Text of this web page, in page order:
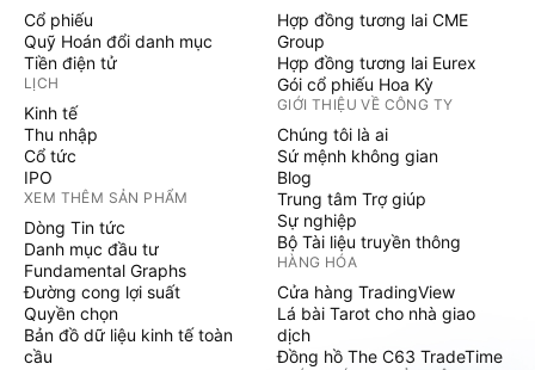
Cổ phiếu
Quỹ Hoán đổi danh mục
Tiền điện tử
LỊCH
Kinh tế
Thu nhập
Cổ tức
IPO
XEM THÊM SẢN PHẨM
Dòng Tin tức
Danh mục đầu tư
Fundamental Graphs
Đường cong lợi suất
Quyền chọn
Bản đồ dữ liệu kinh tế toàn
cầu
Hợp đồng tương lai CME
Group
Hợp đồng tương lai Eurex
Gói cổ phiếu Hoa Kỳ
GIỚI THIỆU VỀ CÔNG TY
Chúng tôi là ai
Sứ mệnh không gian
Blog
Trung tâm Trợ giúp
Sự nghiệp
Bộ Tài liệu truyền thông
HÀNG HÓA
Cửa hàng TradingView
Lá bài Tarot cho nhà giao
dịch
Đồng hồ The C63 TradeTime